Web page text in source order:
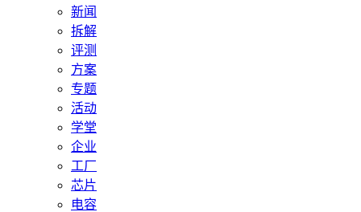
新闻
拆解
评测
方案
专题
活动
学堂
企业
工厂
芯片
电容